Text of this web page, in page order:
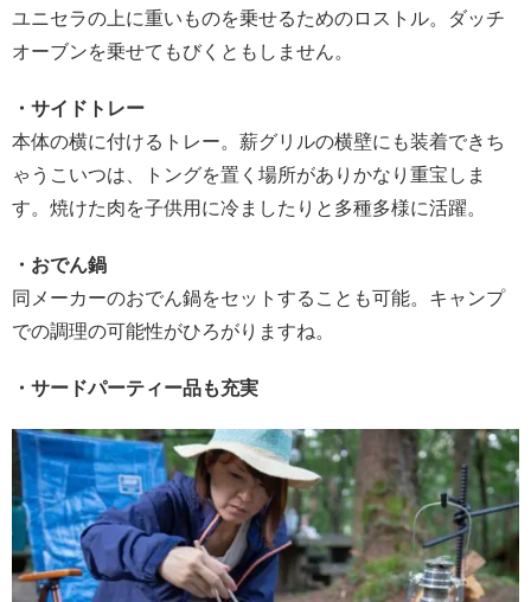
ユニセラの上に重いものを乗せるためのロストル。ダッチ
オーブンを乗せてもびくともしません。
・サイドトレー
本体の横に付けるトレー。薪グリルの横壁にも装着できち
ゃうこいつは、トングを置く場所がありかなり重宝しま
す。焼けた肉を子供用に冷ましたりと多種多様に活躍。
・おでん鍋
同メーカーのおでん鍋をセットすることも可能。キャンプ
での調理の可能性がひろがりますね。
・サードパーティー品も充実